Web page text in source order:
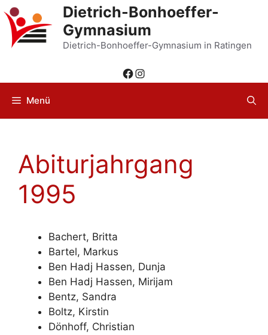
Zum
Inhalt
springen
Dietrich-Bonhoeffer-
Gymnasium
Dietrich-Bonhoeffer-Gymnasium in Ratingen
Facebook
Instagram
Menü
Abiturjahrgang
1995
Bachert, Britta
Bartel, Markus
Ben Hadj Hassen, Dunja
Ben Hadj Hassen, Mirijam
Bentz, Sandra
Boltz, Kirstin
Dönhoff, Christian